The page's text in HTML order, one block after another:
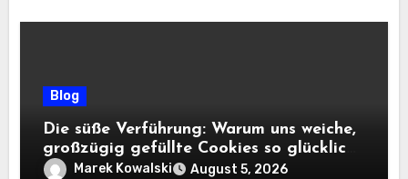
Blog
Die süße Verführung: Warum uns weiche,
großzügig gefüllte Cookies so glücklich
machenMarek Kowalski August 5, 2026